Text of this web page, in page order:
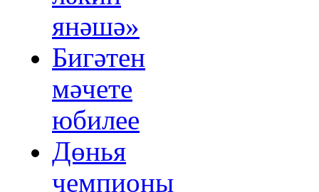
янәшә»
Бигәтен
мәчете
юбилее
Дөнья
чемпионы